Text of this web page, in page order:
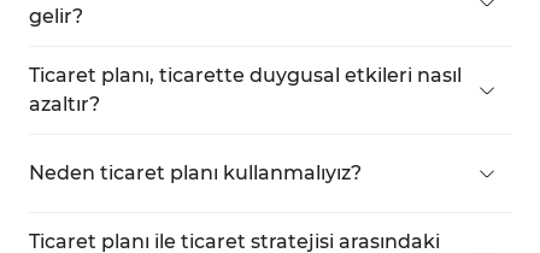
fazlasını içerir.
gelir?
kâr hedeflerinin tanımlanmasıdır.
Ticaret planı, ticarette duygusal etkileri nasıl
azaltır?
önceden tanımlar ve duygusal tepkilere ihtiyaç
Neden ticaret planı kullanmalıyız?
performansını değerlendirmek mümkün olmaz.
Ticaret planı ile ticaret stratejisi arasındaki